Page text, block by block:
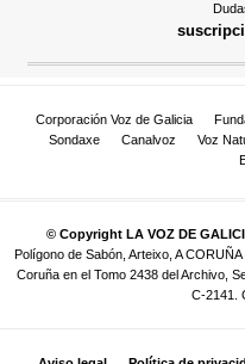
Corporación Voz de Galicia
Sondaxe
Canalvoz Voz
© Copyright LA VOZ DE
Polígono de Sabón, Arteixo, A
Coruña en el Tomo 2438 del Archivo,
C-2141.